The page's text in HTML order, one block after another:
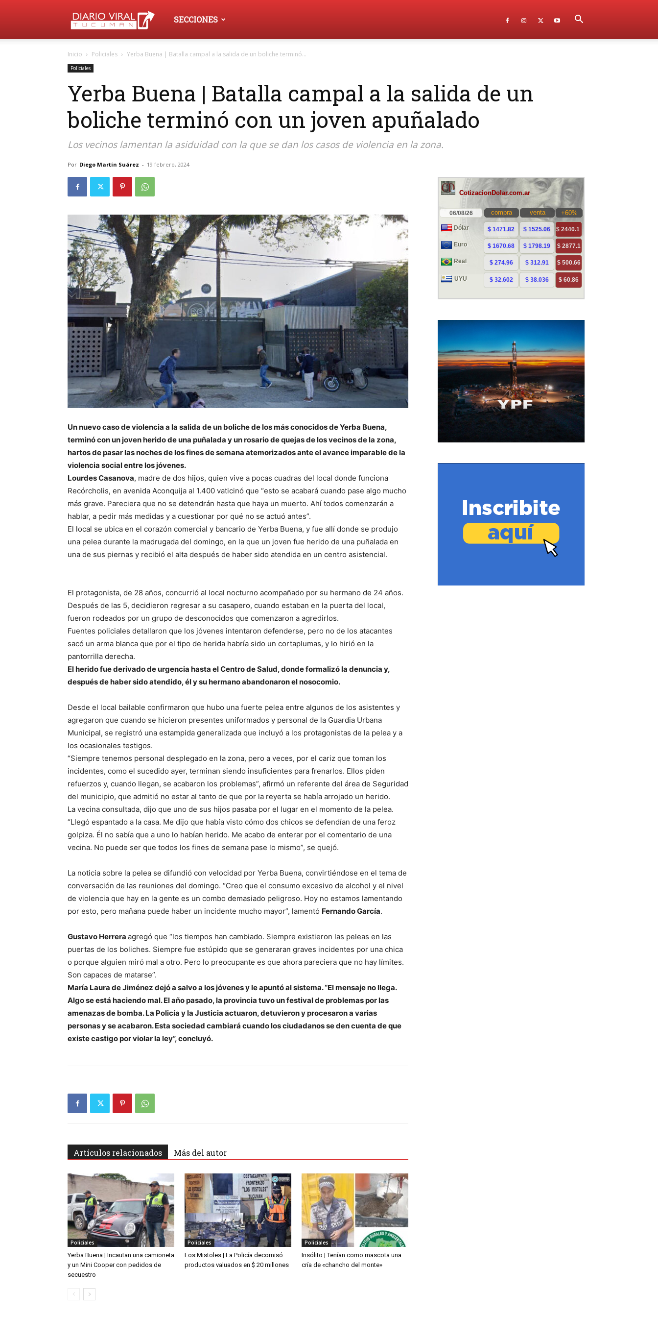
Diario
Viral
Tucumán
SECCIONES
Inicio Policiales Yerba Buena | Batalla campal a la salida de un boliche terminó...
Policiales
Yerba Buena | Batalla campal a la salida de un
boliche terminó con un joven apuñalado
Los vecinos lamentan la asiduidad con la que se dan los casos de violencia en la zona.
Por Diego Martín Suárez - 19 febrero, 2024
Un nuevo caso de violencia a la salida de un boliche de los más conocidos de Yerba Buena,
terminó con un joven herido de una puñalada y un rosario de quejas de los vecinos de la zona,
hartos de pasar las noches de los fines de semana atemorizados ante el avance imparable de la
violencia social entre los jóvenes.
Lourdes Casanova, madre de dos hijos, quien vive a pocas cuadras del local donde funciona
Recórcholis, en avenida Aconquija al 1.400 vaticinó que “esto se acabará cuando pase algo mucho
más grave. Pareciera que no se detendrán hasta que haya un muerto. Ahí todos comenzarán a
hablar, a pedir más medidas y a cuestionar por qué no se actuó antes”.
El local se ubica en el corazón comercial y bancario de Yerba Buena, y fue allí donde se produjo
una pelea durante la madrugada del domingo, en la que un joven fue herido de una puñalada en
una de sus piernas y recibió el alta después de haber sido atendida en un centro asistencial.
El protagonista, de 28 años, concurrió al local nocturno acompañado por su hermano de 24 años.
Después de las 5, decidieron regresar a su casapero, cuando estaban en la puerta del local,
fueron rodeados por un grupo de desconocidos que comenzaron a agredirlos.
Fuentes policiales detallaron que los jóvenes intentaron defenderse, pero no de los atacantes
sacó un arma blanca que por el tipo de herida habría sido un cortaplumas, y lo hirió en la
pantorrilla derecha.
El herido fue derivado de urgencia hasta el Centro de Salud, donde formalizó la denuncia y,
después de haber sido atendido, él y su hermano abandonaron el nosocomio.
Desde el local bailable confirmaron que hubo una fuerte pelea entre algunos de los asistentes y
agregaron que cuando se hicieron presentes uniformados y personal de la Guardia Urbana
Municipal, se registró una estampida generalizada que incluyó a los protagonistas de la pelea y a
los ocasionales testigos.
“Siempre tenemos personal desplegado en la zona, pero a veces, por el cariz que toman los
incidentes, como el sucedido ayer, terminan siendo insuficientes para frenarlos. Ellos piden
refuerzos y, cuando llegan, se acabaron los problemas”, afirmó un referente del área de Seguridad
del municipio, que admitió no estar al tanto de que por la reyerta se había arrojado un herido.
La vecina consultada, dijo que uno de sus hijos pasaba por el lugar en el momento de la pelea.
“Llegó espantado a la casa. Me dijo que había visto cómo dos chicos se defendían de una feroz
golpiza. Él no sabía que a uno lo habían herido. Me acabo de enterar por el comentario de una
vecina. No puede ser que todos los fines de semana pase lo mismo”, se quejó.
La noticia sobre la pelea se difundió con velocidad por Yerba Buena, convirtiéndose en el tema de
conversación de las reuniones del domingo. “Creo que el consumo excesivo de alcohol y el nivel
de violencia que hay en la gente es un combo demasiado peligroso. Hoy no estamos lamentando
por esto, pero mañana puede haber un incidente mucho mayor”, lamentó Fernando García.
Gustavo Herrera agregó que “los tiempos han cambiado. Siempre existieron las peleas en las
puertas de los boliches. Siempre fue estúpido que se generaran graves incidentes por una chica
o porque alguien miró mal a otro. Pero lo preocupante es que ahora pareciera que no hay límites.
Son capaces de matarse”.
María Laura de Jiménez dejó a salvo a los jóvenes y le apuntó al sistema. “El mensaje no llega.
Algo se está haciendo mal. El año pasado, la provincia tuvo un festival de problemas por las
amenazas de bomba. La Policía y la Justicia actuaron, detuvieron y procesaron a varias
personas y se acabaron. Esta sociedad cambiará cuando los ciudadanos se den cuenta de que
existe castigo por violar la ley”, concluyó.
Artículos relacionados Más del autor
Policiales
Yerba Buena | Incautan una camioneta
y un Mini Cooper con pedidos de
secuestro
Policiales
Los Mistoles | La Policía decomisó
productos valuados en $ 20 millones
Policiales
Insólito | Tenían como mascota una
cría de «chancho del monte»